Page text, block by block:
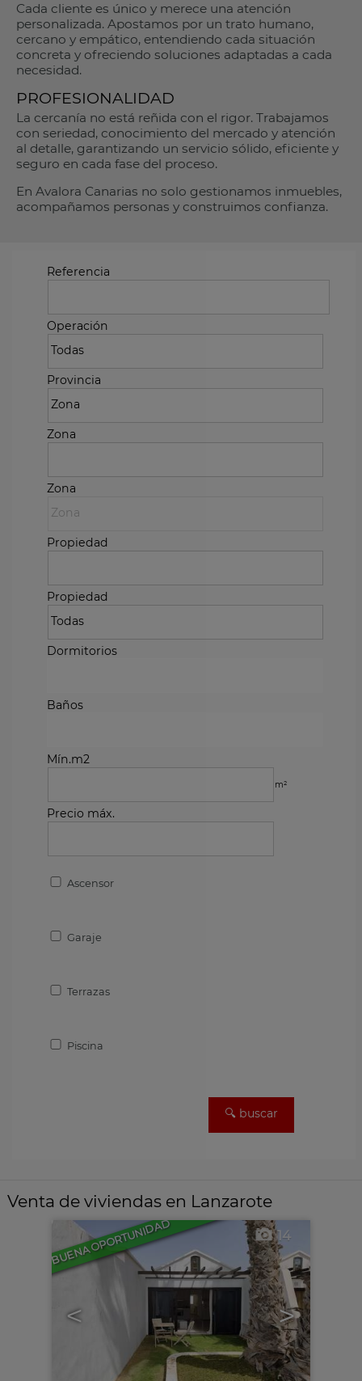
Cada cliente es único y merece una atención
personalizada. Apostamos por un trato humano,
cercano y empático, entendiendo cada situación
concreta y ofreciendo soluciones adaptadas a cada
necesidad.
PROFESIONALIDAD
La cercanía no está reñida con el rigor. Trabajamos
con seriedad, conocimiento del mercado y atención
al detalle, garantizando un servicio sólido, eficiente y
seguro en cada fase del proceso.
En Avalora Canarias no solo gestionamos inmuebles,
acompañamos personas y construimos confianza.
Referencia
Operación
Provincia
Zona
Zona
Propiedad
Propiedad
Dormitorios
Baños
Mín.m2
m²
Precio máx.
Ascensor
Garaje
Terrazas
Piscina
Venta de viviendas en Lanzarote
BUENA OPORTUNIDAD
< >
14